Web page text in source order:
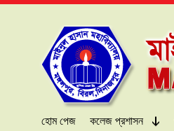
হোম পেজ কলেজ প্রশাসন